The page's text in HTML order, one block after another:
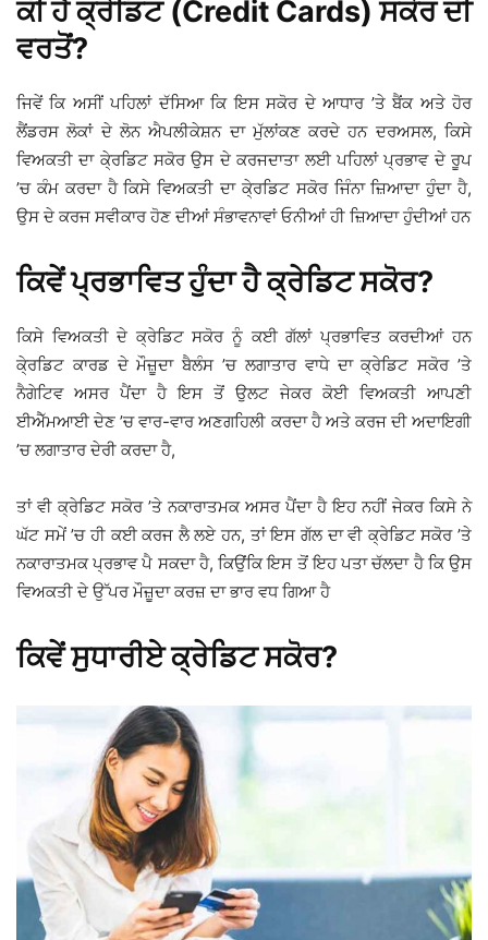
ਕੀ ਹੈ ਕ੍ਰੇਡਿਟ (Credit Cards) ਸਕੋਰ ਦੀ
ਵਰਤੋਂ?
ਜਿਵੇਂ ਕਿ ਅਸੀਂ ਪਹਿਲਾਂ ਦੱਸਿਆ ਕਿ ਇਸ ਸਕੋਰ ਦੇ ਆਧਾਰ ’ਤੇ ਬੈਂਕ ਅਤੇ ਹੋਰ
ਲੈਂਡਰਸ ਲੋਕਾਂ ਦੇ ਲੋਨ ਐਪਲੀਕੇਸ਼ਨ ਦਾ ਮੁੱਲਾਂਕਣ ਕਰਦੇ ਹਨ ਦਰਅਸਲ, ਕਿਸੇ
ਵਿਅਕਤੀ ਦਾ ਕੇ੍ਰਡਿਟ ਸਕੋਰ ਉਸ ਦੇ ਕਰਜਦਾਤਾ ਲਈ ਪਹਿਲਾਂ ਪ੍ਰਭਾਵ ਦੇ ਰੂਪ
’ਚ ਕੰਮ ਕਰਦਾ ਹੈ ਕਿਸੇ ਵਿਅਕਤੀ ਦਾ ਕੇ੍ਰਡਿਟ ਸਕੋਰ ਜਿੰਨਾ ਜ਼ਿਆਦਾ ਹੁੰਦਾ ਹੈ,
ਉਸ ਦੇ ਕਰਜ ਸਵੀਕਾਰ ਹੋਣ ਦੀਆਂ ਸੰਭਾਵਨਾਵਾਂ ਓਨੀਆਂ ਹੀ ਜ਼ਿਆਦਾ ਹੁੰਦੀਆਂ ਹਨ
ਕਿਵੇਂ ਪ੍ਰਭਾਵਿਤ ਹੁੰਦਾ ਹੈ ਕ੍ਰੇਡਿਟ ਸਕੋਰ?
ਕਿਸੇ ਵਿਅਕਤੀ ਦੇ ਕ੍ਰੇਡਿਟ ਸਕੋਰ ਨੂੰ ਕਈ ਗੱਲਾਂ ਪ੍ਰਭਾਵਿਤ ਕਰਦੀਆਂ ਹਨ
ਕੇ੍ਰਡਿਟ ਕਾਰਡ ਦੇ ਮੌਜ਼ੂਦਾ ਬੈਲੰਸ ’ਚ ਲਗਾਤਾਰ ਵਾਧੇ ਦਾ ਕ੍ਰੇਡਿਟ ਸਕੋਰ ’ਤੇ
ਨੈਗੇਟਿਵ ਅਸਰ ਪੈਂਦਾ ਹੈ ਇਸ ਤੋਂ ਉਲਟ ਜੇਕਰ ਕੋਈ ਵਿਅਕਤੀ ਆਪਣੀ
ਈਐੱਮਆਈ ਦੇਣ ’ਚ ਵਾਰ-ਵਾਰ ਅਣਗਹਿਲੀ ਕਰਦਾ ਹੈ ਅਤੇ ਕਰਜ ਦੀ ਅਦਾਇਗੀ
’ਚ ਲਗਾਤਾਰ ਦੇਰੀ ਕਰਦਾ ਹੈ,
ਤਾਂ ਵੀ ਕ੍ਰੇਡਿਟ ਸਕੋਰ ’ਤੇ ਨਕਾਰਾਤਮਕ ਅਸਰ ਪੈਂਦਾ ਹੈ ਇਹ ਨਹੀਂ ਜੇਕਰ ਕਿਸੇ ਨੇ
ਘੱਟ ਸਮੇਂ ’ਚ ਹੀ ਕਈ ਕਰਜ ਲੈ ਲਏ ਹਨ, ਤਾਂ ਇਸ ਗੱਲ ਦਾ ਵੀ ਕ੍ਰੇਡਿਟ ਸਕੋਰ ’ਤੇ
ਨਕਾਰਾਤਮਕ ਪ੍ਰਭਾਵ ਪੈ ਸਕਦਾ ਹੈ, ਕਿਉਂਕਿ ਇਸ ਤੋਂ ਇਹ ਪਤਾ ਚੱਲਦਾ ਹੈ ਕਿ ਉਸ
ਵਿਅਕਤੀ ਦੇ ਉੱਪਰ ਮੌਜ਼ੂਦਾ ਕਰਜ਼ ਦਾ ਭਾਰ ਵਧ ਗਿਆ ਹੈ
ਕਿਵੇਂ ਸੁਧਾਰੀਏ ਕ੍ਰੇਡਿਟ ਸਕੋਰ?